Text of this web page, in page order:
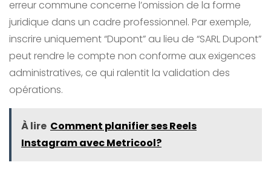
erreur commune concerne l’omission de la forme
juridique dans un cadre professionnel. Par exemple,
inscrire uniquement “Dupont” au lieu de “SARL Dupont”
peut rendre le compte non conforme aux exigences
administratives, ce qui ralentit la validation des
opérations.
À lire Comment planifier ses Reels
Instagram avec Metricool?